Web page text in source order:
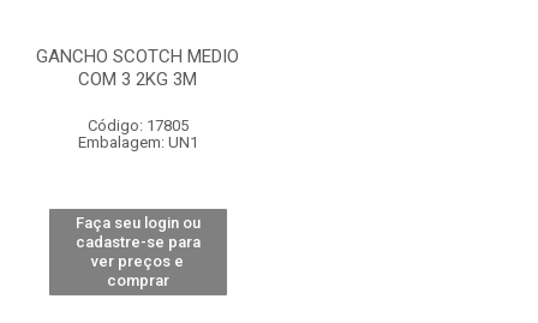
GANCHO SCOTCH MEDIO
COM 3 2KG 3M
Código: 17805
Embalagem: UN1
Faça seu login ou
cadastre-se para
ver preços e
comprar